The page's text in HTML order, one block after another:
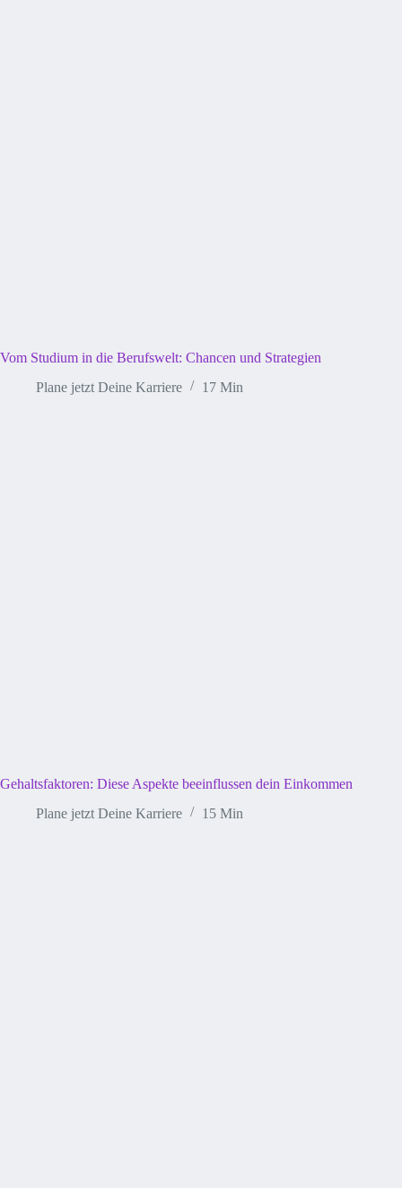
Vom Studium in die Berufswelt: Chancen und Strategien
Plane jetzt Deine Karriere
17 Min
Gehaltsfaktoren: Diese Aspekte beeinflussen dein Einkommen
Plane jetzt Deine Karriere
15 Min